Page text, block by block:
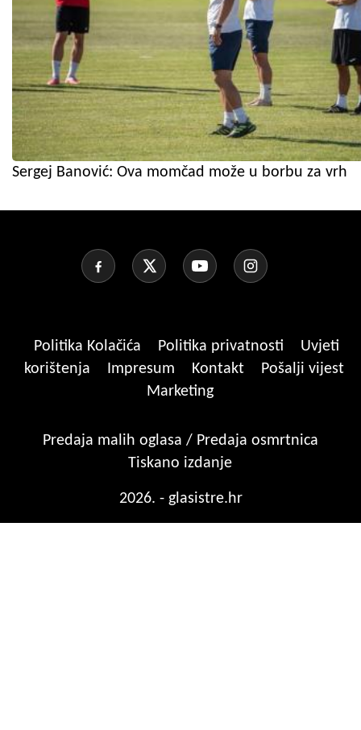
Sergej Banović: Ova momčad može u borbu za vrh
Politika Kolačića Politika privatnosti
Uvjeti
korištenja
Impresum Kontakt
Pošalji vijest
Marketing
Predaja malih oglasa / Predaja osmrtnica
Tiskano izdanje
2026. - glasistre.hr